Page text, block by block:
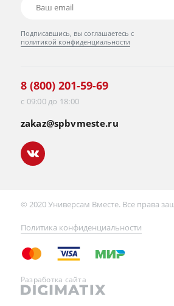
Подписавшись, вы соглашаетесь с
политикой конфиденциальности
8 (800) 201-59-69
с 09:00 до 18:00
zakaz@spbvmeste.ru
© 2020 Универсам Вместе. Все права
Политика конфиденциальности
Разработка сайта